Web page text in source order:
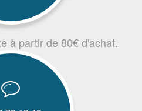
à partir de 80€ d'achat.